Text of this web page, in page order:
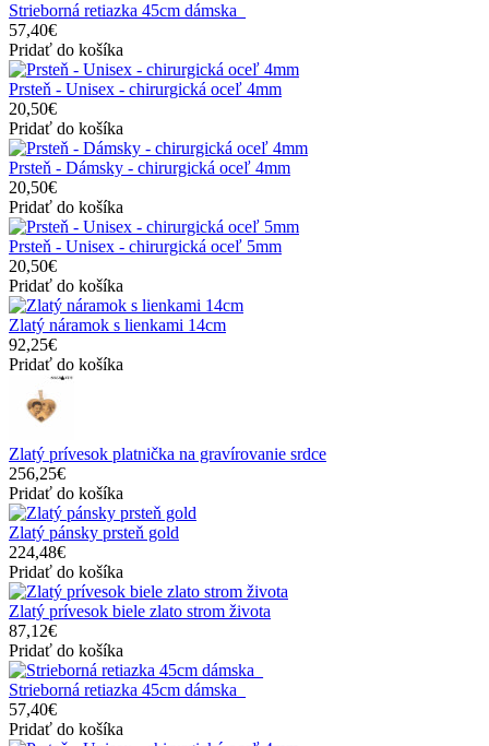
Strieborná retiazka 45cm dámska_
57,40€
Pridať do košíka
Prsteň - Unisex - chirurgická oceľ 4mm
20,50€
Pridať do košíka
Prsteň - Dámsky - chirurgická oceľ 4mm
20,50€
Pridať do košíka
Prsteň - Unisex - chirurgická oceľ 5mm
20,50€
Pridať do košíka
Zlatý náramok s lienkami 14cm
92,25€
Pridať do košíka
Zlatý prívesok platnička na gravírovanie srdce
256,25€
Pridať do košíka
Zlatý pánsky prsteň gold
224,48€
Pridať do košíka
Zlatý prívesok biele zlato strom života
87,12€
Pridať do košíka
Strieborná retiazka 45cm dámska_
57,40€
Pridať do košíka